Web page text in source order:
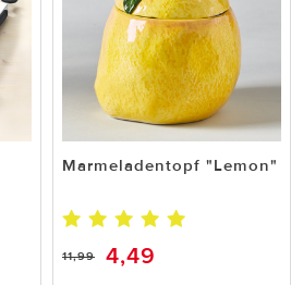
Marmeladentopf "Lemon"
11,99 4,49